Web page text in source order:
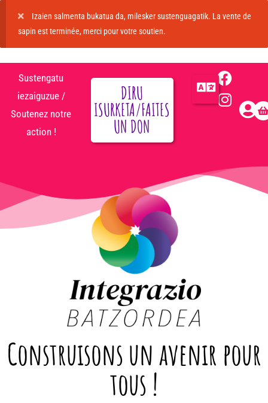
Izaien salmenta bukatua da, milesker sustenguagatik. La vente de
sapin est terminée, merci pour votre soutien.
Sustengatu
iezaiguzue /
Soutenez notre
action !
DIRU
ISURKETA/FAITES
UN DON
Construisons un avenir pour
tous !